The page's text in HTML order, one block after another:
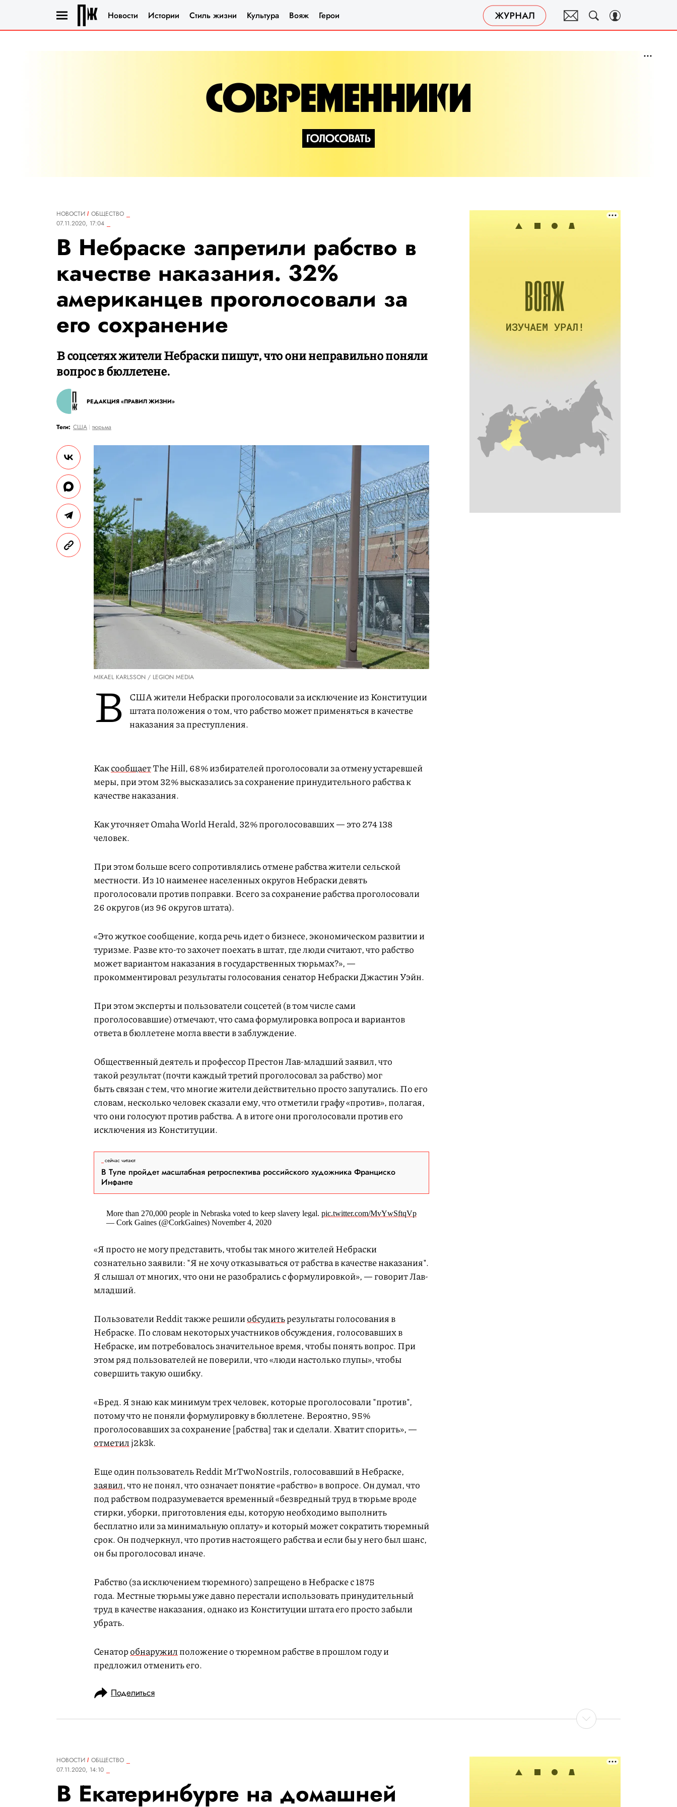
Новости Истории Стиль жизни Культура Вояж Герои
НОВОСТИ
ОБЩЕСТВО
07.11.2020, 17:04
В Небраске запретили рабство в
качестве наказания. 32%
американцев проголосовали за
его сохранение
В соцсетях жители Небраски пишут, что они неправильно поняли
вопрос в бюллетене.
РЕДАКЦИЯ «ПРАВИЛ ЖИЗНИ»
Теги: США тюрьма
MIKAEL KARLSSON / LEGION MEDIA
В
США жители Небраски проголосовали за исключение из Конституции
штата положения о том, что рабство может применяться в качестве
наказания за преступления.
КаксообщаетThe Hill, 68% избирателей проголосовали за отмену устаревшей
меры, при этом 32% высказались за сохранение принудительного рабства к
качестве наказания.
Как уточняет Omaha World Herald, 32% проголосовавших — это 274 138
человек.
При этом больше всего сопротивлялись отмене рабства жители сельской
местности. Из 10 наименее населенных округов Небраски девять
проголосовали против поправки. Всего за сохранение рабства проголосовали
26 округов (из 96 округов штата).
«Это жуткое сообщение, когда речь идет о бизнесе, экономическом развитии и
туризме. Разве кто-то захочет поехать в штат, где люди считают, что рабство
может вариантом наказания в государственных тюрьмах?», —
прокомментировал результаты голосования сенатор Небраски Джастин Уэйн.
При этом эксперты и пользователи соцсетей (в том числе сами
проголосовавшие) отмечают, что сама формулировка вопроса и вариантов
ответа в бюллетене могла ввести в заблуждение.
Общественный деятель и профессор Престон Лав-младший заявил, что
такой результат (почти каждый третий проголосовал за рабство) мог
быть связан с тем, что многие жители действительно просто запутались. По его
словам, несколько человек сказали ему, что отметили графу «против», полагая,
что они голосуют против рабства. А в итоге они проголосовали против его
исключения из Конституции.
сейчас читают
В Туле пройдет масштабная ретроспектива российского художника Франциско
Инфанте
More than 270,000 people in Nebraska voted to keep slavery legal. pic.twitter.com/MvYwSftqVp
— Cork Gaines (@CorkGaines) November 4, 2020
«Я просто не могу представить, чтобы так много жителей Небраски
сознательно заявили: "Я не хочу отказываться от рабства в качестве наказания".
Я слышал от многих, что они не разобрались с формулировкой», — говорит Лав-
младший.
Пользователи Reddit также решилиобсудитьрезультаты голосования в
Небраске. По словам некоторых участников обсуждения, голосовавших в
Небраске, им потребовалось значительное время, чтобы понять вопрос. При
этом ряд пользователей не поверили, что «люди настолько глупы», чтобы
совершить такую ошибку.
«Бред. Я знаю как минимум трех человек, которые проголосовали "против",
потому что не поняли формулировку в бюллетене. Вероятно, 95%
проголосовавших за сохранение [рабства] так и сделали. Хватит спорить», —
отметилj2k3k.
Еще один пользователь Reddit MrTwoNostrils, голосовавший в Небраске,
заявил, что не понял, что означает понятие «рабство» в вопросе. Он думал, что
под рабством подразумевается временный «безвредный труд в тюрьме вроде
стирки, уборки, приготовления еды, которую необходимо выполнить
бесплатно или за минимальную оплату» и который может сократить тюремный
срок. Он подчеркнул, что против настоящего рабства и если бы у него был шанс,
он бы проголосовал иначе.
Рабство (за исключением тюремного) запрещено в Небраске с 1875
года. Местные тюрьмы уже давно перестали использовать принудительный
труд в качестве наказания, однако из Конституции штата его просто забыли
убрать.
Сенаторобнаружилположение о тюремном рабстве в прошлом году и
предложил отменить его.
Поделиться
НОВОСТИ
ОБЩЕСТВО
07.11.2020, 14:10
В Екатеринбурге на домашней